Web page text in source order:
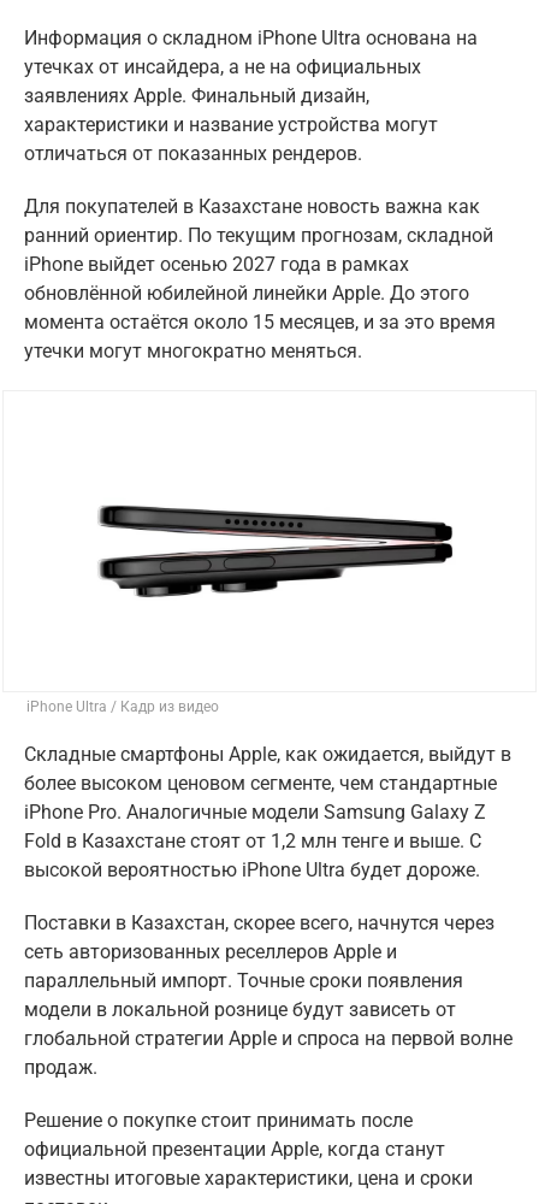
Информация о складном iPhone Ultra основана на
утечках от инсайдера, а не на официальных
заявлениях Apple. Финальный дизайн,
характеристики и название устройства могут
отличаться от показанных рендеров.
Для покупателей в Казахстане новость важна как
ранний ориентир. По текущим прогнозам, складной
iPhone выйдет осенью 2027 года в рамках
обновлённой юбилейной линейки Apple. До этого
момента остаётся около 15 месяцев, и за это время
утечки могут многократно меняться.
iPhone Ultra / Кадр из видео
Складные смартфоны Apple, как ожидается, выйдут в
более высоком ценовом сегменте, чем стандартные
iPhone Pro. Аналогичные модели Samsung Galaxy Z
Fold в Казахстане стоят от 1,2 млн тенге и выше. С
высокой вероятностью iPhone Ultra будет дороже.
Поставки в Казахстан, скорее всего, начнутся через
сеть авторизованных реселлеров Apple и
параллельный импорт. Точные сроки появления
модели в локальной рознице будут зависеть от
глобальной стратегии Apple и спроса на первой волне
продаж.
Решение о покупке стоит принимать после
официальной презентации Apple, когда станут
известны итоговые характеристики, цена и сроки